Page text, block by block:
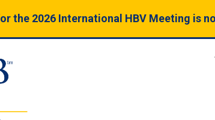
the 2026 International HBV Meeting is